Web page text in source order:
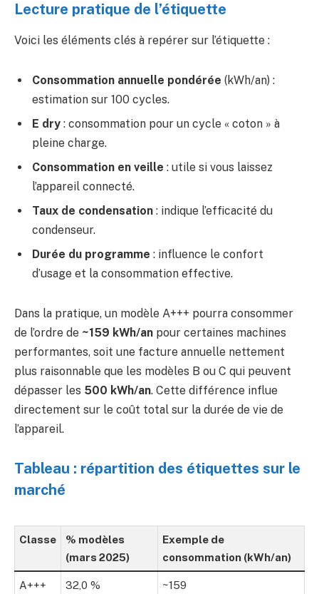
Lecture pratique de l’étiquette
Voici les éléments clés à repérer sur l’étiquette :
Consommation annuelle pondérée (kWh/an) :
estimation sur 100 cycles.
E dry : consommation pour un cycle « coton » à
pleine charge.
Consommation en veille : utile si vous laissez
l’appareil connecté.
Taux de condensation : indique l’efficacité du
condenseur.
Durée du programme : influence le confort
d’usage et la consommation effective.
Dans la pratique, un modèle A+++ pourra consommer
de l’ordre de ~159 kWh/an pour certaines machines
performantes, soit une facture annuelle nettement
plus raisonnable que les modèles B ou C qui peuvent
dépasser les 500 kWh/an. Cette différence influe
directement sur le coût total sur la durée de vie de
l’appareil.
Tableau : répartition des étiquettes sur le
marché
Classe
% modèles
(mars 2025)
Exemple de
consommation (kWh/an)
A+++ 32,0 % ~159